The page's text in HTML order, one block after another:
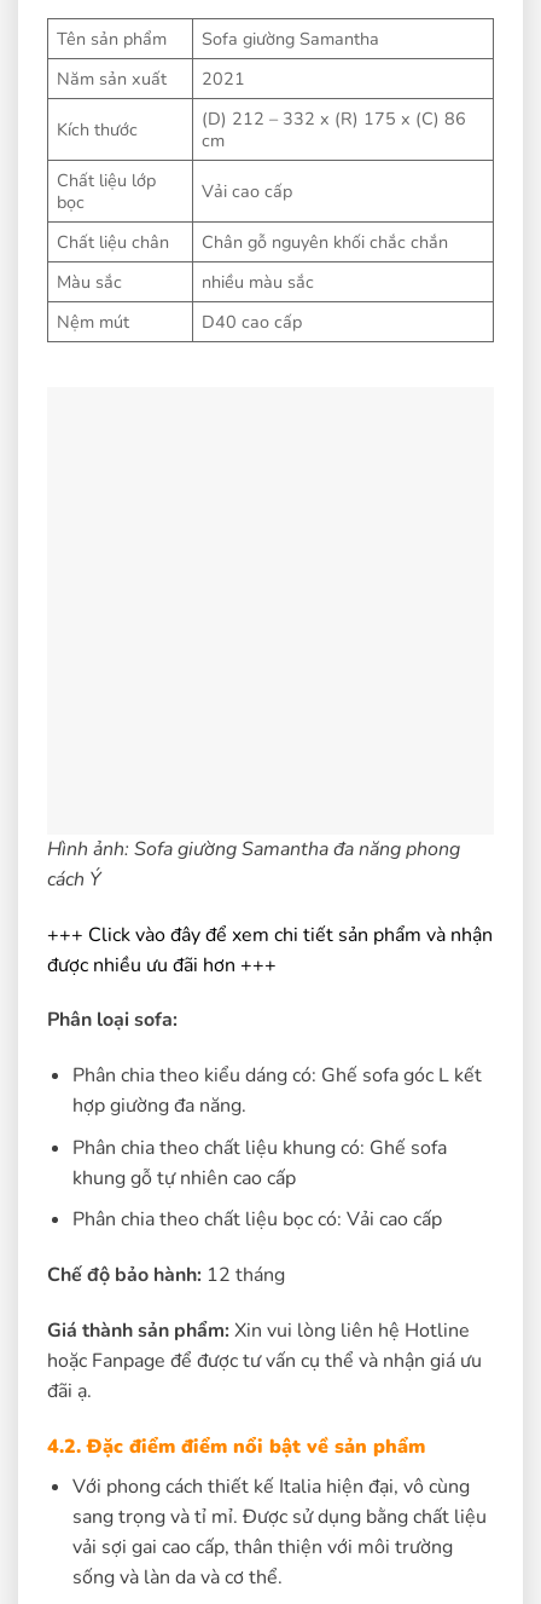
Tên sản phẩm
Sofa giường Samantha
Năm sản xuất
2021
Kích thước
(D) 212 – 332 x (R) 175 x (C) 86
cm
Chất liệu lớp
bọc
Vải cao cấp
Chất liệu chân
Chân gỗ nguyên khối chắc chắn
Màu sắc
nhiều màu sắc
Nệm mút
D40 cao cấp
Hình ảnh: Sofa giường Samantha đa năng phong
cách Ý
+++ Click vào đây để xem chi tiết sản phẩm và nhận
được nhiều ưu đãi hơn +++
Phân loại sofa:
Phân chia theo kiểu dáng có: Ghế sofa góc L kết
hợp giường đa năng.
Phân chia theo chất liệu khung có: Ghế sofa
khung gỗ tự nhiên cao cấp
Phân chia theo chất liệu bọc có: Vải cao cấp
Chế độ bảo hành: 12 tháng
Giá thành sản phẩm:Xin vui lòng liên hệ Hotline
hoặc Fanpage để được tư vấn cụ thể và nhận giá ưu
đãi ạ.
4.2. Đặc điểm điểm nổi bật về sản phẩm
Với phong cách thiết kế Italia hiện đại, vô cùng
sang trọng và tỉ mỉ. Được sử dụng bằng chất liệu
vải sợi gai cao cấp, thân thiện với môi trường
sống và làn da và cơ thể.